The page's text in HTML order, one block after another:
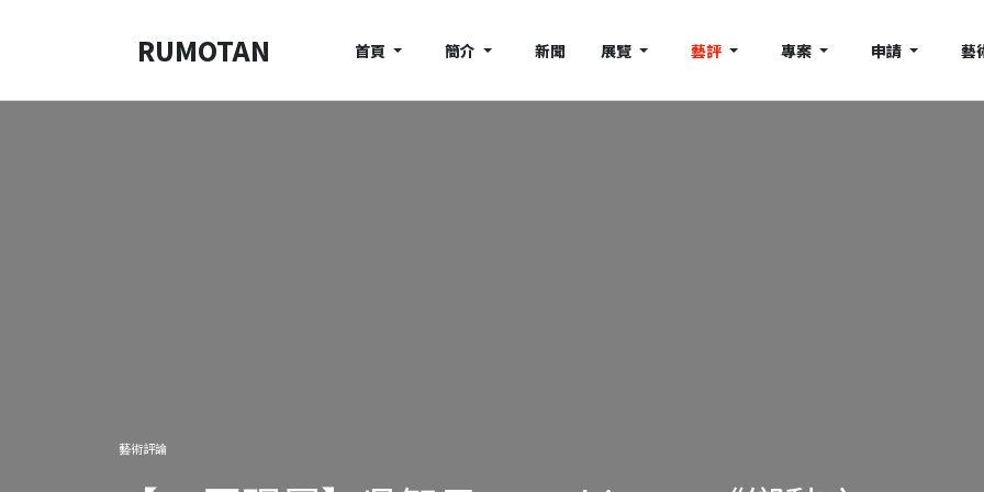
RUMOTAN 首頁 簡介 新聞 展覽 藝評 專案 申請 藝
藝術評論